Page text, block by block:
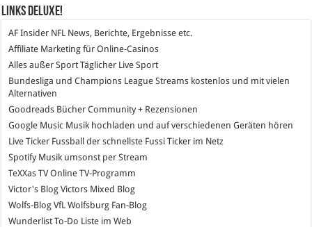
Links DeLuXe!
AF Insider NFL News, Berichte, Ergebnisse etc.
Affiliate Marketing für Online-Casinos
Alles außer Sport Täglicher Live Sport
Bundesliga und Champions League Streams kostenlos und mit vielen
Alternativen
Goodreads Bücher Community + Rezensionen
Google Music Musik hochladen und auf verschiedenen Geräten hören
Live Ticker Fussball der schnellste Fussi Ticker im Netz
SpotifyMusik umsonst per Stream
TeXXas TVOnline TV-Programm
Victor's Blog Victors Mixed Blog
Wolfs-Blog VfL Wolfsburg Fan-Blog
Wunderlist To-Do Liste im Web